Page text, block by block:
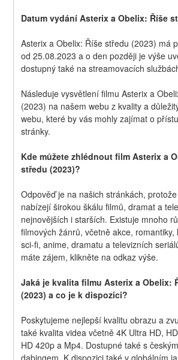
Datum vydání Asterix a Obelix: Říše
Asterix a Obelix: Říše středu (2023) má
od 25.08.2023 a o den později je výše
dostupný také na streamovacích
Následuje vysvětlení filmu Asterix a
(2023) na našem webu z kvality a
webu, které by vás mohly zajímat o
stránky.
Kde můžete zhlédnout film Asterix a
středu (2023)?
Odpověď je na našich stránkách,
nabízejí širokou škálu filmů, dramat a
nejnovějších i starších. Existuje mnoho
filmových žánrů, včetně akce,
sci-fi, anime, dramatu a televizních
máte zájem, klikněte na odkaz výše.
Jaká je kvalita filmu Asterix a Obelix:
(2023) a co je k dispozici?
Poskytujeme nejlepší kvalitu obrazu a
také kvalita videa včetně 4K Ultra HD,
HD 420p a Mp4. Dostupné také s